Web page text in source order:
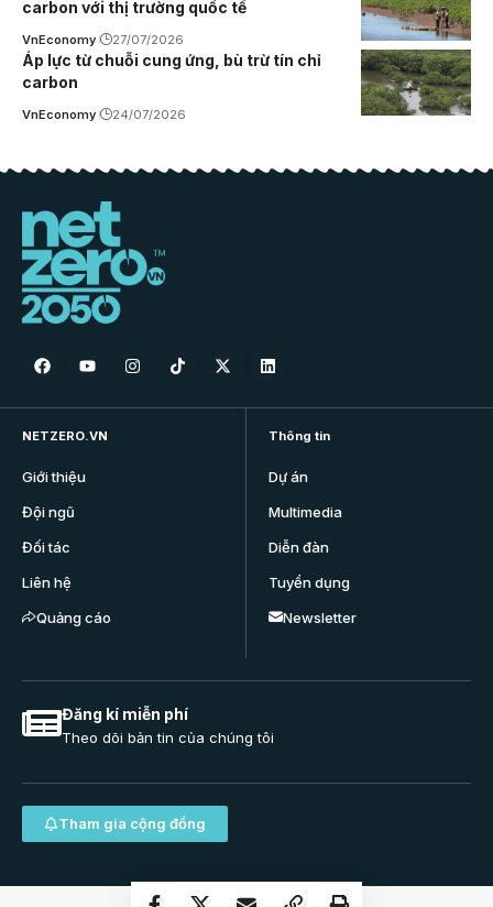
carbon với thị trường quốc tế
VnEconomy 27/07/2026
Áp lực từ chuỗi cung ứng, bù trừ tín chỉ
carbon
VnEconomy 24/07/2026
NETZERO.VN
Giới thiệu
Đội ngũ
Đối tác
Liên hệ
Quảng cáo
Thông tin
Dự án
Multimedia
Diễn đàn
Tuyển dụng
Newsletter
Đăng kí miễn phí
Theo dõi bản tin của chúng tôi
Tham gia cộng đồng